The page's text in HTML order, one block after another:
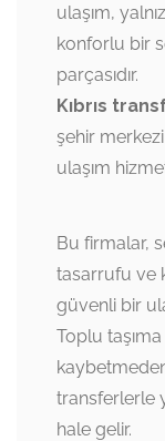
ulaşım,
konforlu bir
parçasıdır.
Kıbrıs
şehir
ulaşım
Bu firmalar,
tasarrufu ve
güvenli bir
Toplu
transferlerle
hale gelir.